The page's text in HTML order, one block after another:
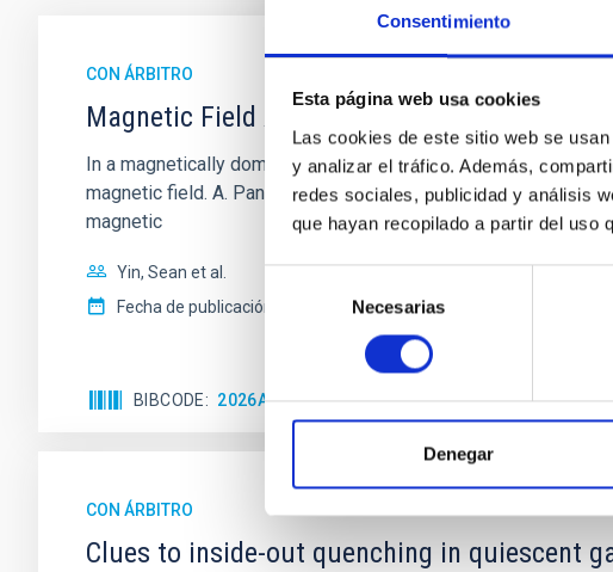
Consentimiento
Esta página web usa cookies
Las cookies de este sitio web se
y analizar el tráfico. Además,
redes sociales, publicidad y análisis
que hayan recopilado a partir del uso
de
consentimiento
Necesarias
Denegar
CON ÁRBITRO
Magnetic Field Alignment with Dense Cores
In a magnetically dominated model of star formation, we
magnetic field. A. Pandhi et al. showed instead, however, that
magnetic
Yin, Sean et al.
Fecha de publicación:
BIBCODE 2026APJ..1003...83Y NÚMERO DE CITAS 0
CON ÁRBITRO
Clues to inside-out quenching in quiescent